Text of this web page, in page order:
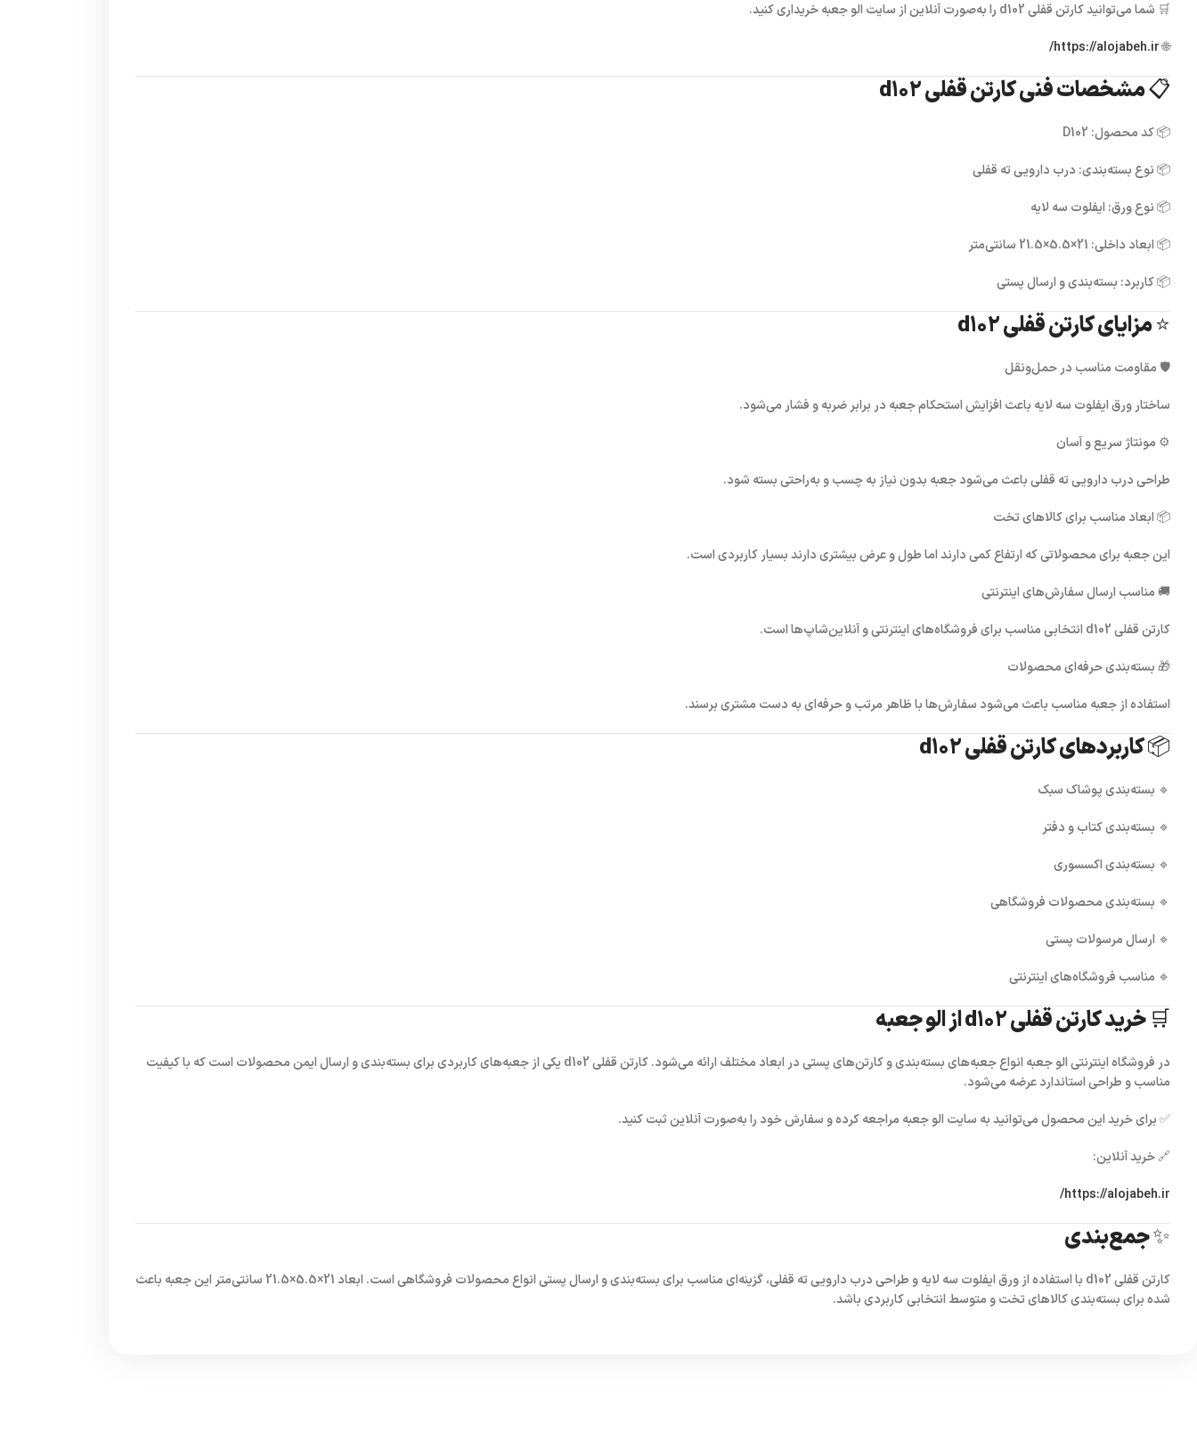
🛒 شما می‌توانیدکارتن قفلی d102 را به‌صورت آنلاین از سایت الو جعبهخریداری کنید.
🌐
https://alojabeh.ir/
📋 مشخصات فنی کارتن قفلی d102
📦کد محصول:
📦نوع بسته‌بندی: درب دارویی ته قفلی
📦نوع ورق: ایفلوت سه لایه
📦ابعاد داخلی:
📦کاربرد: بسته‌بندی و ارسال پستی
⭐ مزایای کارتن قفلی d102
🛡 مقاومت مناسب در حمل‌ونقل
ساختار ورق ایفلوت سه لایه باعث افزایش استحکام جعبه در برابر ضربه و فشار می‌شود.
⚙️ مونتاژ سریع و آسان
طراحی درب دارویی ته قفلی باعث می‌شود جعبه بدون نیاز به چسب و به‌راحتی بسته شود.
📦ابعاد مناسب برای کالاهای تخت
این جعبه برای محصولاتی که ارتفاع کمی دارند اما طول و عرض بیشتری دارند بسیار کاربردی است.
🚚 مناسب ارسال سفارش‌های اینترنتی
کارتن قفلی d102
انتخابی مناسب برای فروشگاه‌های اینترنتی و آنلاین‌شاپ‌ها است.
🎁 بسته‌بندی حرفه‌ای محصولات
استفاده از جعبه مناسب باعث می‌شود سفارش‌ها با ظاهر مرتب و حرفه‌ای به دست مشتری برسند.
📦 کاربردهای کارتن قفلی d102
🔹 بسته‌بندی پوشاک سبک
🔹 بسته‌بندی کتاب و دفتر
🔹 بسته‌بندی اکسسوری
🔹 بسته‌بندی محصولات فروشگاهی
🔹 ارسال مرسولات پستی
🔹 مناسب فروشگاه‌های اینترنتی
🛒 خرید کارتن قفلی d102 از الو جعبه
در فروشگاه اینترنتیالو جعبه انواع جعبه‌های بسته‌بندی و کارتن‌های پستی در ابعاد مختلف ارائه می‌شود.کارتن قفلی d102
یکی از جعبه‌های کاربردی برای بسته‌بندی و ارسال ایمن محصولات است که با کیفیت
مناسب و طراحی استاندارد عرضه می‌شود.
✅ برای خرید این محصول می‌توانید به سایت الو جعبه مراجعه کرده و سفارش خود را به‌صورت آنلاین ثبت کنید.
🔗 خرید آنلاین:
https://alojabeh.ir/
✨ جمع‌بندی
کارتن قفلی d102 با استفاده ازورق ایفلوت سه لایهو طراحیدرب دارویی ته قفلی، گزینه‌ای مناسب برای بسته‌بندی و ارسال پستی انواع محصولات فروشگاهی است. ابعاد 21×5.5×21.5 سانتی‌متر
این جعبه باعث
شده برای بسته‌بندی کالاهای تخت و متوسط انتخابی کاربردی باشد.